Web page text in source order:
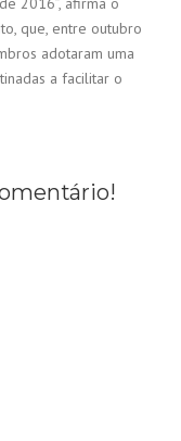
que, entre outubro
adotaram uma
a facilitar o